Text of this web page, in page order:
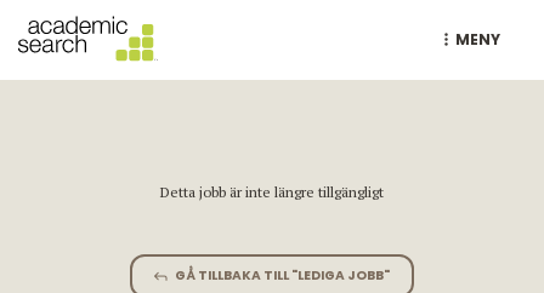
MENY
Detta jobb är inte längre tillgängligt
GÅ TILLBAKA TILL "LEDIGA JOBB"